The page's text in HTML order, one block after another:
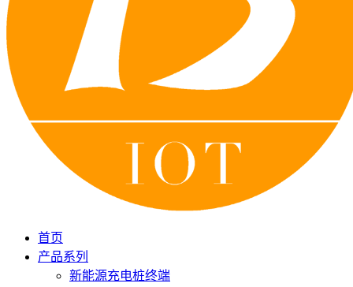
首页
产品系列
新能源充电桩终端